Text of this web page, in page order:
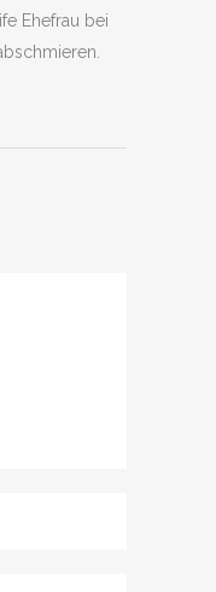
Ehefrau bei